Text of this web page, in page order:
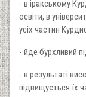
- в іракському
освіти, в
усіх частин
- йде бурхливий
- в результаті
підвищується їх